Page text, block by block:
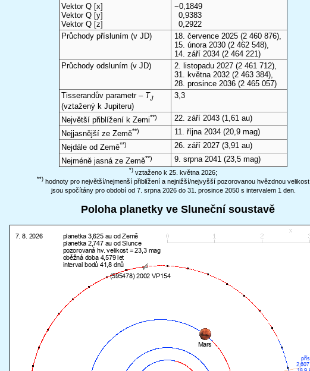
Vektor Q [x]
Vektor Q [y]
Vektor Q [z]
−0,1849
0,9383
0,2922
Průchody přísluním (v JD) 18. července 2025 (2 460 876),
15. února 2030 (2 462 548),
14. září 2034 (2 464 221)
Průchody odsluním (v JD) 2. listopadu 2027 (2 461 712),
31. května 2032 (2 463 384),
28. prosince 2036 (2 465 057)
Tisserandův parametr – TJ
(vztažený k Jupiteru)
3,3
Největší přiblížení k Zemi**) 22. září 2043 (1,61 au)
Nejjasnější ze Země**) 11. října 2034 (20,9 mag)
Nejdále od Země**) 26. září 2027 (3,91 au)
Nejméně jasná ze Země**) 9. srpna 2041 (23,5 mag)
*) vztaženo k 25. května 2026;
**) hodnoty pro největší/nejmenší přiblížení a nejnižší/nejvyšší pozorovanou hvězdnou velikost
jsou spočítány pro období od 7. srpna 2026 do 31. prosince 2050 s intervalem 1 den.
Poloha planetky ve Sluneční soustavě